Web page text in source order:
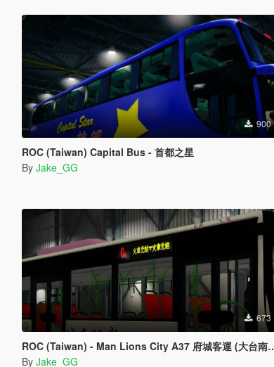
900
ROC (Taiwan) Capital Bus - 首都之星
By Jake_GG
673
ROC (Taiwan) - Man Lions City A37 府城客運 (大台南公車)
By Jake_GG